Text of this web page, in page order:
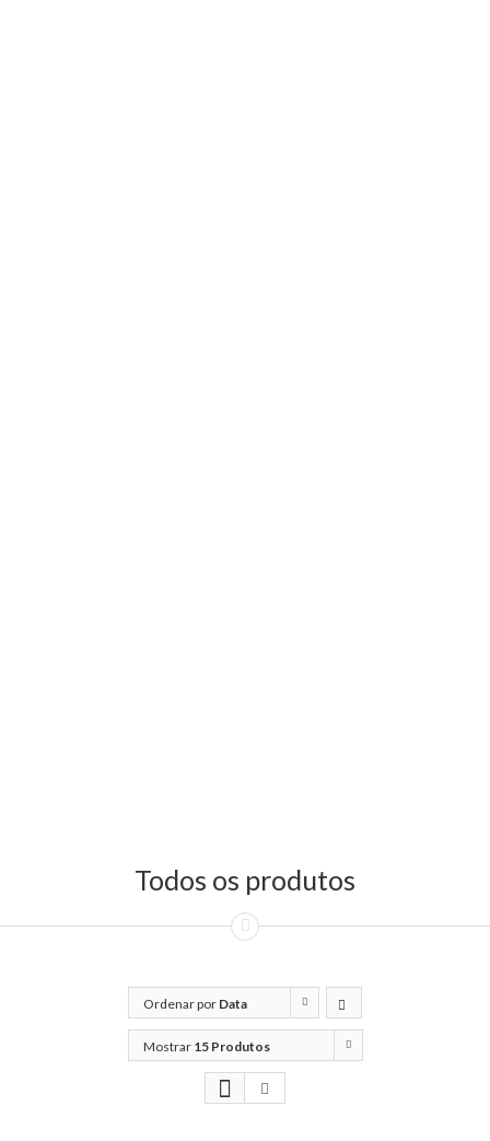
Todos os produtos
Ordenar por Data
Mostrar 15 Produtos